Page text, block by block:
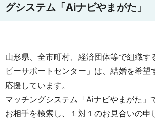
グシステム「Aiナビやまがた」
山形県、全市町村、経済団体等で組織す
ピーサポートセンター」は、結婚を希望
応援しています。
マッチングシステム「Aiナビやまがた」
お相手を検索し、１対１のお見合いの申